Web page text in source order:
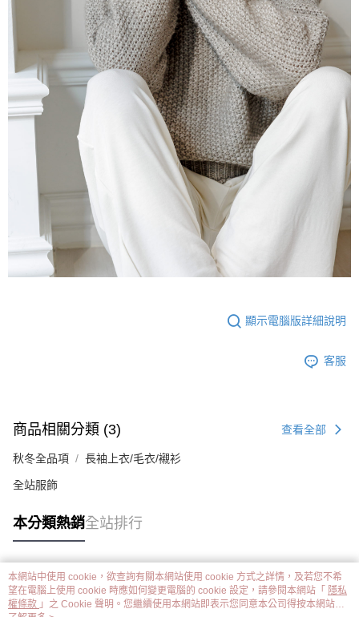
顯示電腦版詳細說明
客服
商品相關分類 (3) 查看全部
秋冬全品項 長袖上衣/毛衣/襯衫
全站服飾
本分類熱銷全站排行
熱門標籤
本網站中使用 cookie，欲查詢有關本網站使用 cookie 方式之詳情，及若您不希
望在電腦上使用 cookie 時應如何變更電腦的 cookie 設定，請參閱本網站「 隱私
權條款 」之 Cookie 聲明。您繼續使用本網站即表示您同意本公司得按本網站使